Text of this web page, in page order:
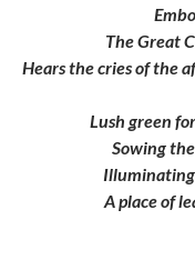
The Great
Hears the cries of the
Lush green
Sowing
A place of